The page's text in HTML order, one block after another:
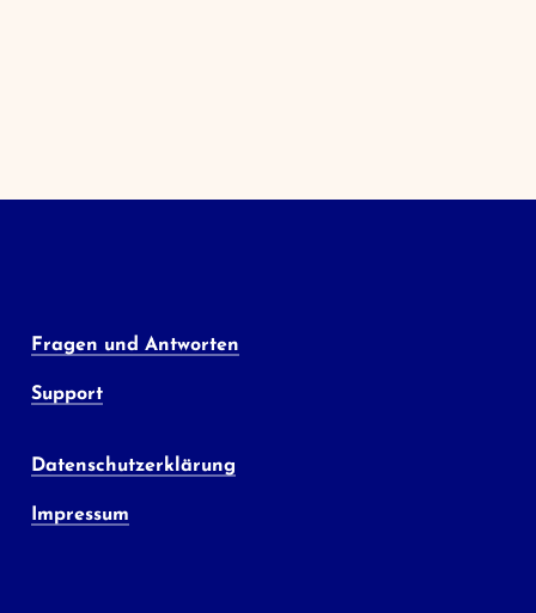
Fragen und Antworten
Support
Datenschutzerklärung
Impressum